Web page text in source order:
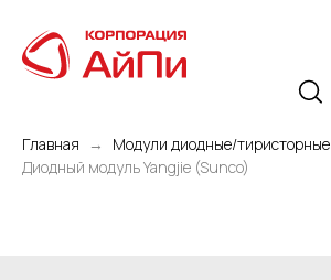
Главная Модули диодные/тиристорные
Диодный модуль Yangjie (Sunco)